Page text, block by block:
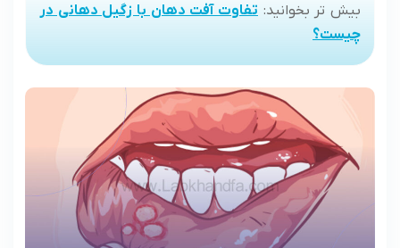
بیش تر بخوانید: تفاوت آفت دهان با زگیل دهانی در
چیست؟